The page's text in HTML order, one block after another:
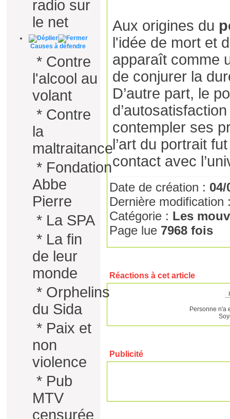
radio sur
le net
Causes à défendre
* Contre
l'alcool au
volant
* Contre
la
maltraitance
* Fondation
Abbe
Pierre
* La SPA
* La fin
de leur
monde
* Orphelins
du Sida
* Paix et
non
violence
* Pub
MTV
censurée
Aux origines du
l'idée de mort et
apparaît comme
de conjurer la
D’autre part, le
contempler ses
l’art du portrait
contact avec
Date de création : 04/
Dernière
Catégorie : Les
Page lue 7968 fois
Réactions à cet article
Personne n'a
Publicité